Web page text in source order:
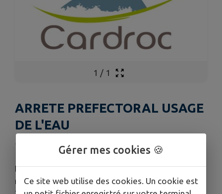
1 / 1
ARRETE PREFECTORAL USAGE
DE L'EAU
Publié le mercredi 01 juillet 2026 - Cardroc
Encadrement de l'usage de l'eau selon les
modalités précisées dans l'arrêté sécheresse du
Gérer mes cookies 🍪
Ce site web utilise des cookies. Un cookie est